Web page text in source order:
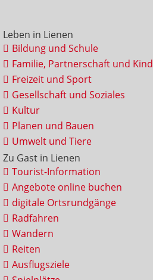
Leben in Lienen
Bildung und Schule
Familie, Partnerschaft und
Freizeit und Sport
Gesellschaft und Soziales
Kultur
Planen und Bauen
Umwelt und Tiere
Zu Gast in Lienen
Tourist-Information
Angebote online buchen
digitale Ortsrundgänge
Radfahren
Wandern
Reiten
Ausflugsziele